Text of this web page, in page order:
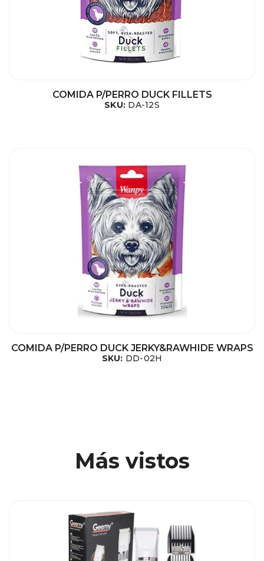
COMIDA P/PERRO DUCK FILLETS
SKU: DA-12S
COMIDA P/PERRO DUCK JERKY&RAWHIDE WRAPS
SKU: DD-02H
Más vistos